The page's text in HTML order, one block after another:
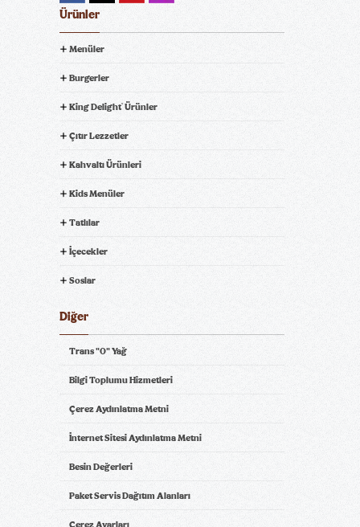
Ürünler
Menüler
Burgerler
King Delight® Ürünler
Çıtır Lezzetler
Kahvaltı Ürünleri
Kids Menüler
Tatlılar
İçecekler
Soslar
Diğer
Trans "0" Yağ
Bilgi Toplumu Hizmetleri
Çerez Aydınlatma Metni
İnternet Sitesi Aydınlatma Metni
Besin Değerleri
Paket Servis Dağıtım Alanları
Çerez Ayarları